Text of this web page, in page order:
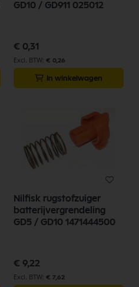
GD10 / GD911 025012
€ 0,31
€ 0,26
In winkelwagen
Nilfisk rugstofzuiger
batterijvergrendeling
GD5 / GD10 1471444500
€ 9,22
€ 7,62